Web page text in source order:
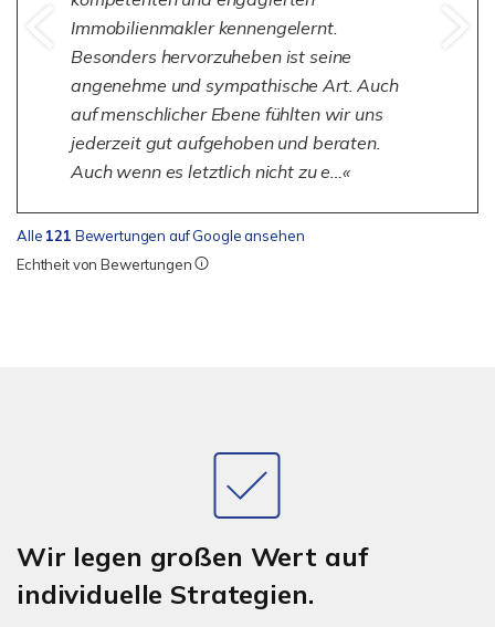
Immobilienmakler kennengelernt.
Besonders hervorzuheben ist seine
angenehme und sympathische Art. Auch
auf menschlicher Ebene fühlten wir uns
jederzeit gut aufgehoben und beraten.
Auch wenn es letztlich nicht zu e…
Alle 121 Bewertungen auf Google ansehen
Echtheit von Bewertungen
Wir legen großen Wert auf
individuelle Strategien.